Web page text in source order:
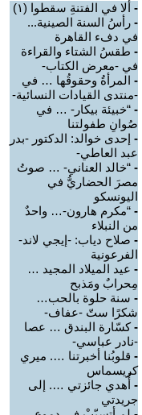
- ألا في الفتنةِ سقطوا (١)
- رأسُ السنة الصينية...
في دفء القاهرة
- طقسُ الشتاء والقراءة
في -معرض الكتاب-
- المرأةُ وحقوقُها … في
-منتدى القيادات النسائية-
- “خبيئة بيكار- … في
صُوانِ طفولتنا
- إحدى خوالد: الدكتور -بدر
عبد العاطي-
- “خالد العناني- … صوتُ
مصرَ الحضاريُّ في
اليونسكو
- “مكرم هارون-… واحدٌ
من النبلاء
- صلاح دياب: -إيجي لاند-
الفرعونية
- عيد الميلاد المجيد …
مِحرابٌ ومَذبح
- سنة حلوة بالحب…
شكرًا ستّ -عفاف-
-كسّارة البندق … عصا
-نادر عباسي-
- قلوبُنا أخبرتنا …. ميري
كريسماس
- أُهدي جائزتي …. إلى
جريدتي